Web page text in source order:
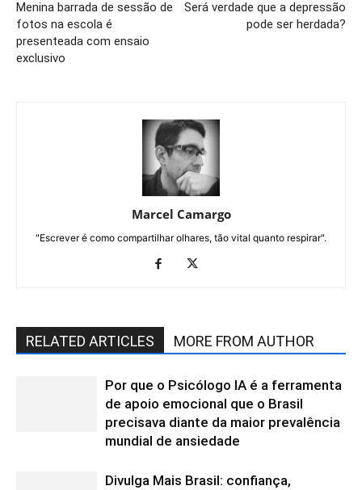
Menina barrada de sessão de
fotos na escola é
presenteada com ensaio
exclusivo
Será verdade que a depressão
pode ser herdada?
Marcel Camargo
"Escrever é como compartilhar olhares, tão vital quanto respirar".
RELATED ARTICLES MORE FROM AUTHOR
Por que o Psicólogo IA é a ferramenta
de apoio emocional que o Brasil
precisava diante da maior prevalência
mundial de ansiedade
Divulga Mais Brasil: confiança,